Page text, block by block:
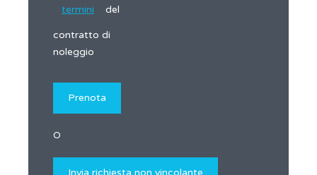
termini del
contratto di
noleggio
O